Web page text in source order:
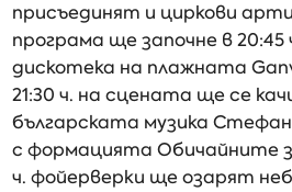
присъединят и циркови
програма ще започне в 20:45
дискотека на плажната
21:30 ч. на сцената ще се
българската музика
с формацията Обичайните
ч. фойерверки ще озарят